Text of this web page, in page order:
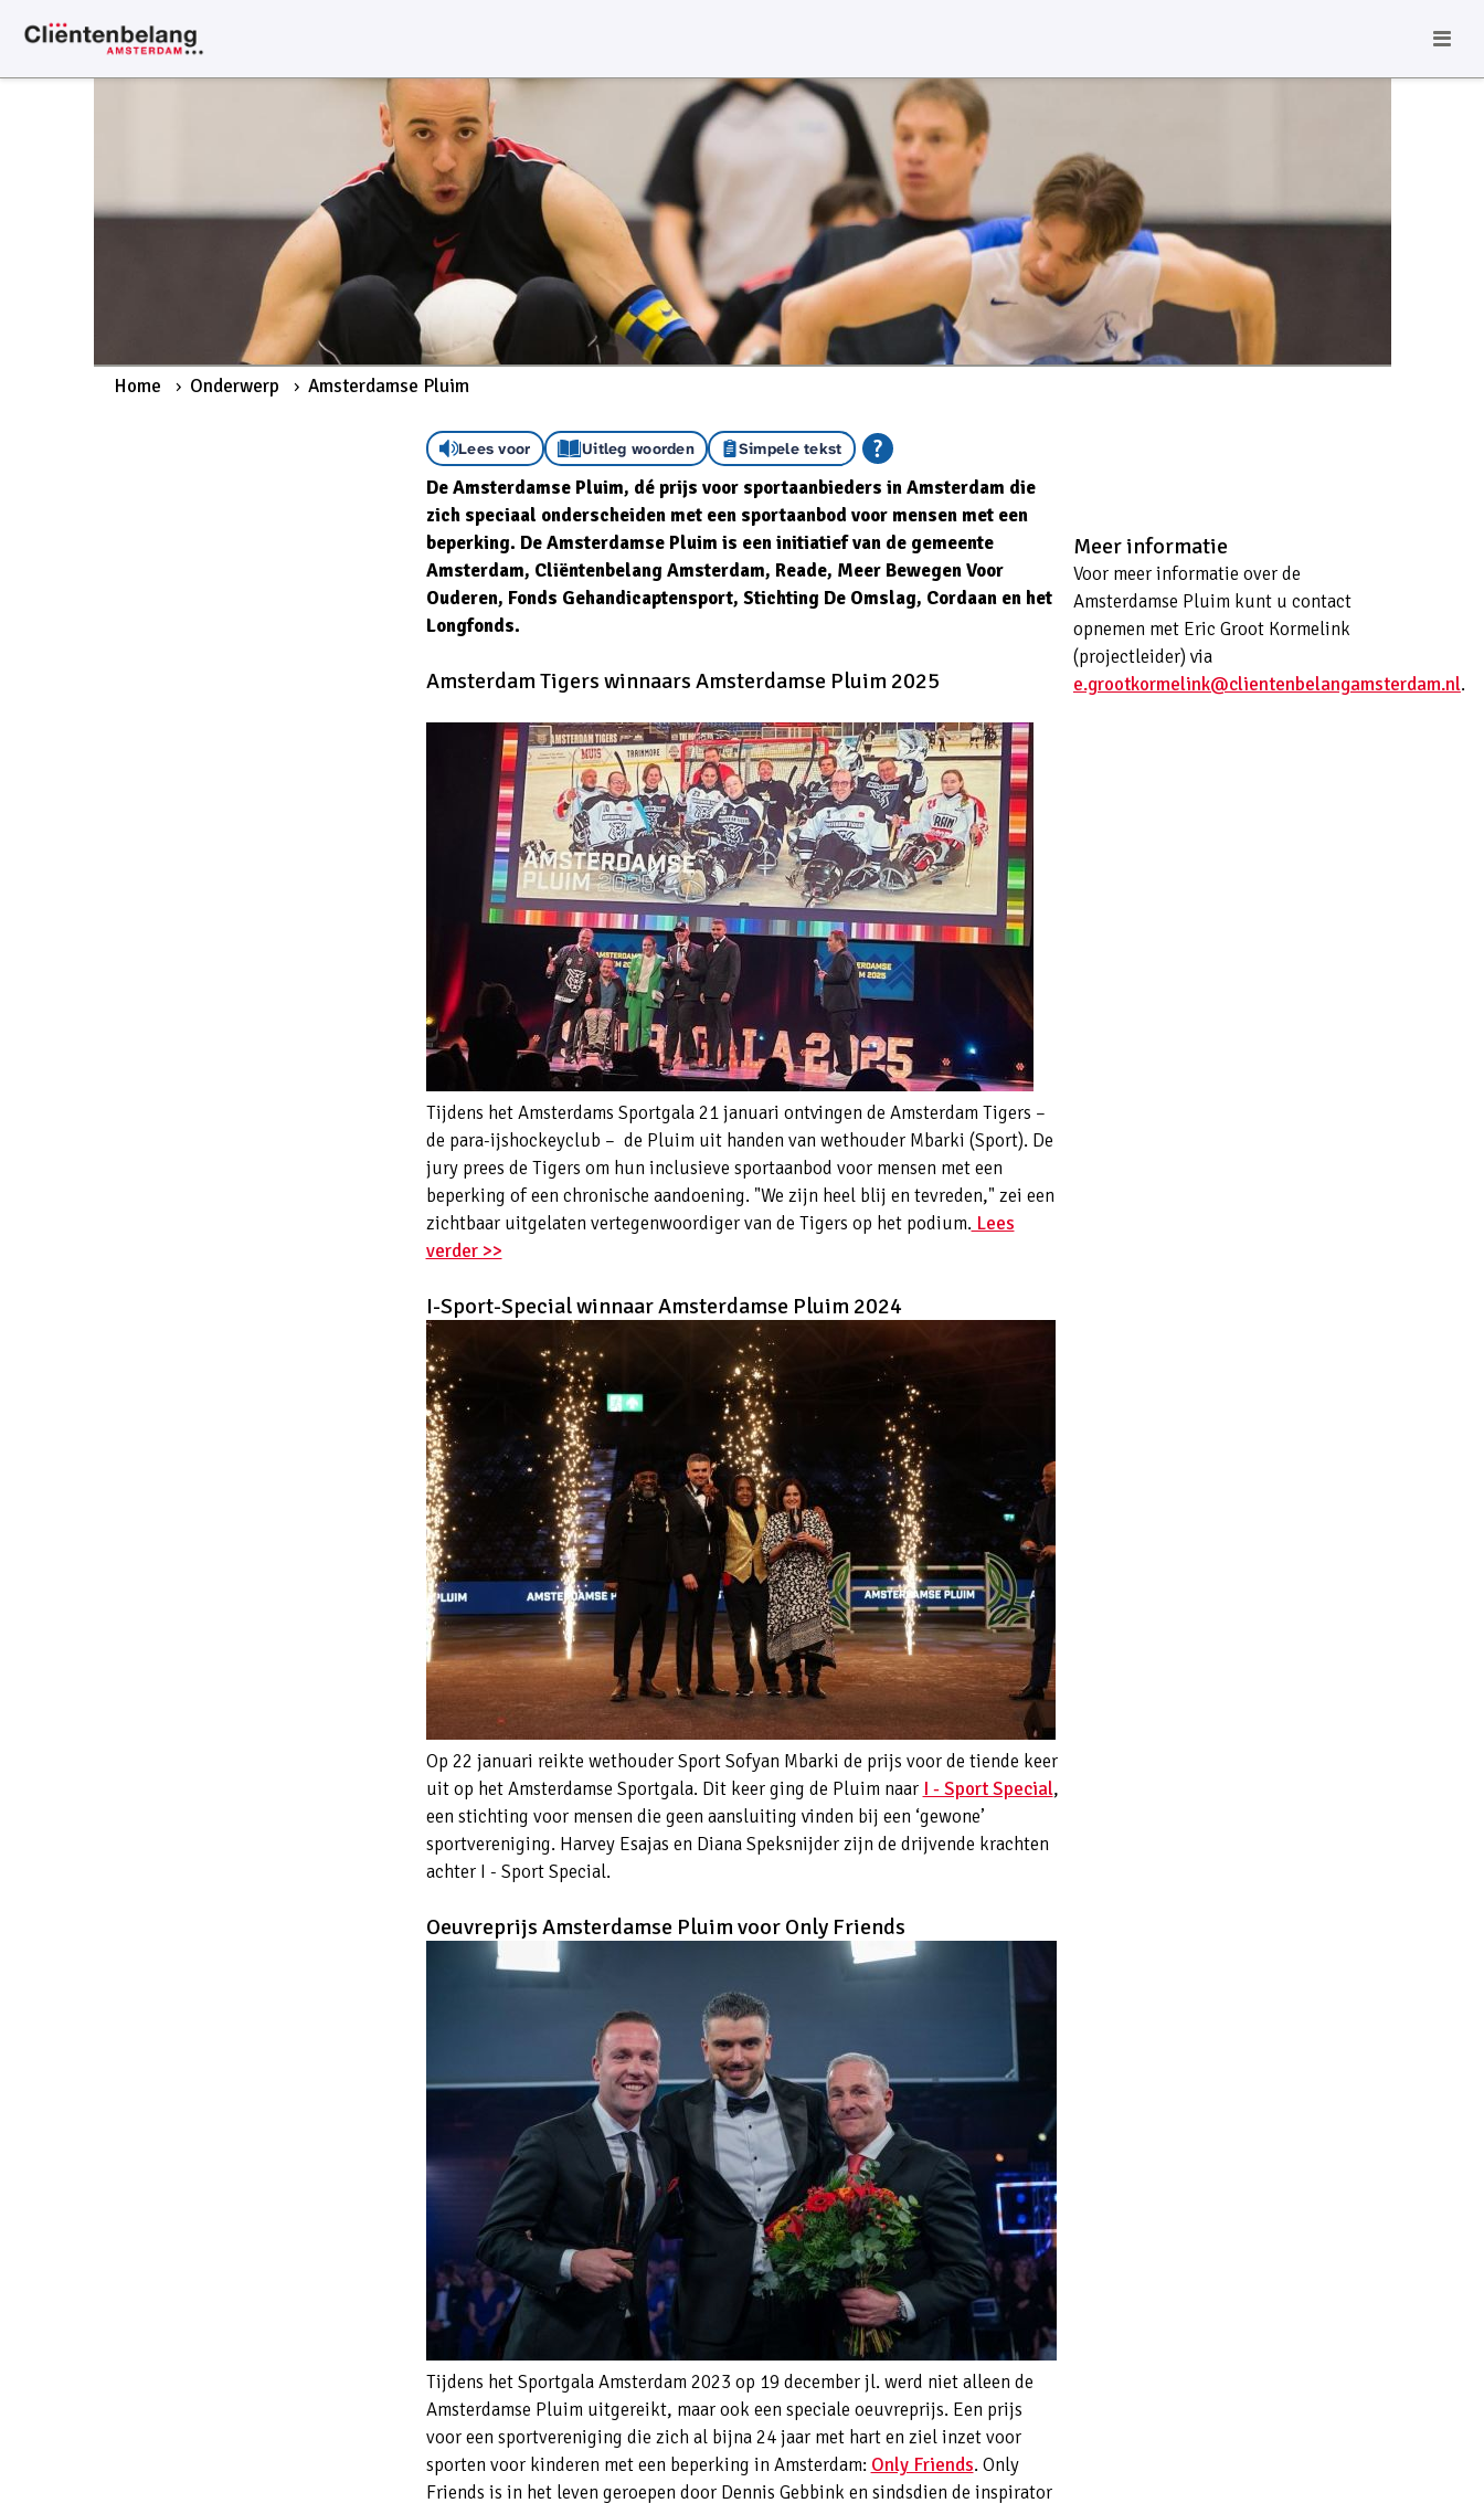
Home Onderwerp Amsterdamse Pluim
Lees voor Uitleg woorden Simpele tekst
De Amsterdamse Pluim, dé prijs voor sportaanbieders in Amsterdam die
zich speciaal onderscheiden met een sportaanbod voor mensen met een
beperking. De Amsterdamse Pluim is een initiatief van de gemeente
Amsterdam, Cliëntenbelang Amsterdam, Reade, Meer Bewegen Voor
Ouderen, Fonds Gehandicaptensport, Stichting De Omslag, Cordaan en het
Longfonds.
Amsterdam Tigers winnaars Amsterdamse Pluim 2025
Tijdens het Amsterdams Sportgala 21 januari ontvingen de Amsterdam Tigers –
de para-ijshockeyclub – de Pluim uit handen van wethouder Mbarki (Sport). De
jury prees de Tigers om hun inclusieve sportaanbod voor mensen met een
beperking of een chronische aandoening. "We zijn heel blij en tevreden," zei een
zichtbaar uitgelaten vertegenwoordiger van de Tigers op het podium. Lees
verder >>
I-Sport-Special winnaar Amsterdamse Pluim 2024
Op 22 januari reikte wethouder Sport Sofyan Mbarki de prijs voor de tiende keer
uit op het Amsterdamse Sportgala. Dit keer ging de Pluim naar I - Sport Special,
een stichting voor mensen die geen aansluiting vinden bij een ‘gewone’
sportvereniging. Harvey Esajas en Diana Speksnijder zijn de drijvende krachten
achter I - Sport Special.
Oeuvreprijs Amsterdamse Pluim voor Only Friends
Tijdens het Sportgala Amsterdam 2023 op 19 december jl. werd niet alleen de
Amsterdamse Pluim uitgereikt, maar ook een speciale oeuvreprijs. Een prijs
voor een sportvereniging die zich al bijna 24 jaar met hart en ziel inzet voor
sporten voor kinderen met een beperking in Amsterdam: Only Friends. Only
Friends is in het leven geroepen door Dennis Gebbink en sindsdien de inspirator
Meer informatie
Voor meer informatie over de
Amsterdamse Pluim kunt u contact
opnemen met Eric Groot Kormelink
(projectleider) via
e.grootkormelink@clientenbelangamsterdam.nl.